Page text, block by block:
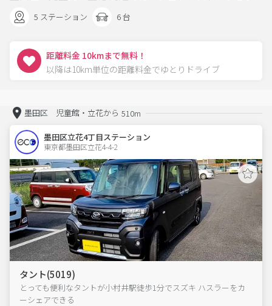
5 ステーション 6 台
距離料金 10kmまで無料！
以降は10km単位の距離料金でゆとりドライブ
墨田区 児童館・立花から 510m
墨田区立花4丁目ステーション
東京都墨田区立花4-4-2
タント(5019)
とっても便利なタントが小村井駅徒歩1分でスズキ ハスラーをカ
ーシェアできる